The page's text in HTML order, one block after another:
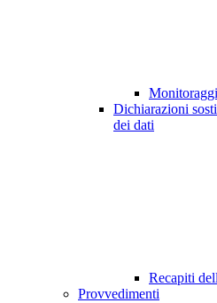
Dichiarazioni
dei dati
Recapiti
Provvedimenti